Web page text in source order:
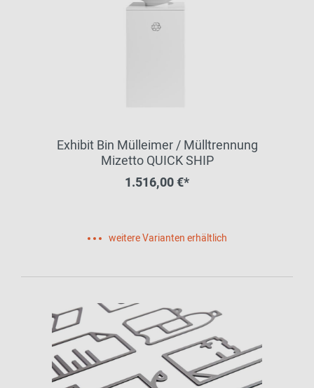
Exhibit Bin Mülleimer / Mülltrennung
Mizetto QUICK SHIP
1.516,00 €*
weitere Varianten erhältlich